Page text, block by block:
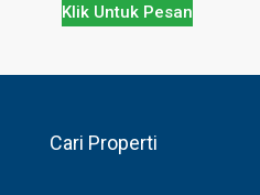
Klik Untuk Pesan
Cari Properti